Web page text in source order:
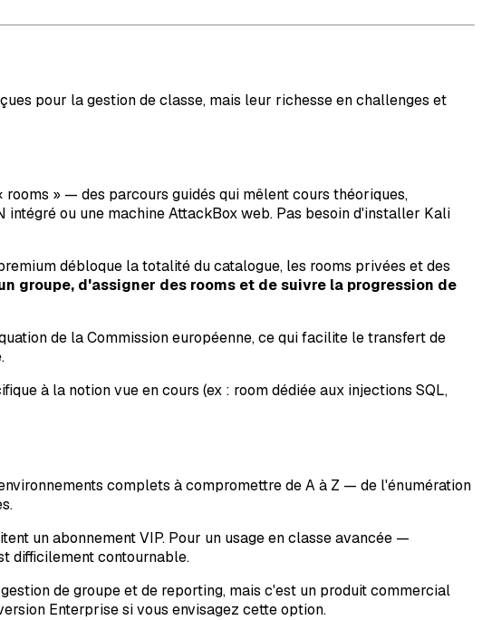
pour la gestion de classe, mais leur richesse en challenges et
» — des parcours guidés qui mêlent cours théoriques,
ou une machine AttackBox web. Pas besoin d'installer Kali
débloque la totalité du catalogue, les rooms privées et des
groupe, d'assigner des rooms et de suivre la progression de
de la Commission européenne, ce qui facilite le transfert de
à la notion vue en cours (ex : room dédiée aux injections SQL,
complets à compromettre de A à Z — de l'énumération
un abonnement VIP. Pour un usage en classe avancée —
difficilement contournable.
de groupe et de reporting, mais c'est un produit commercial
Enterprise si vous envisagez cette option.